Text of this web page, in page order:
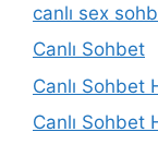
canlı sex
Canlı Sohbet
Canlı Sohbet
Canlı Sohbet